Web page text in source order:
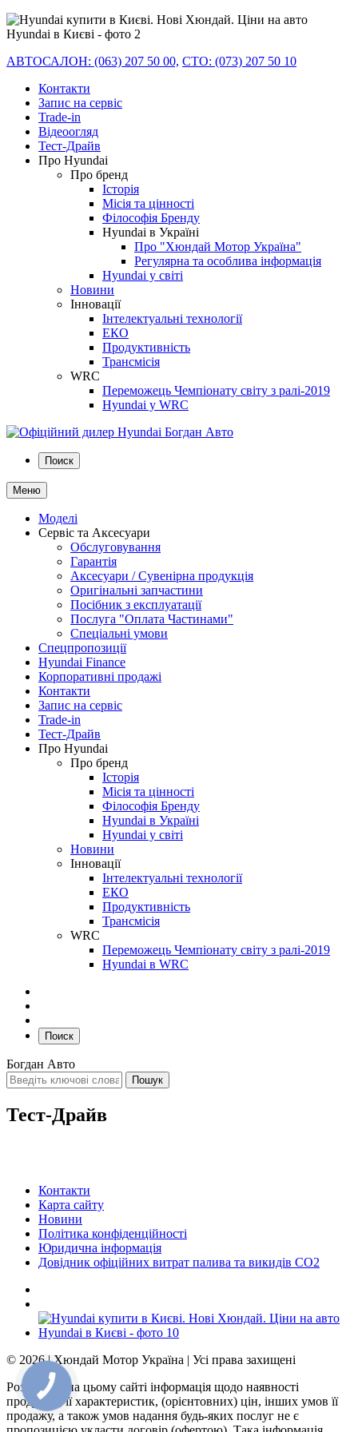
АВТОСАЛОН: (063) 207 50 00, СТО: (073) 207 50 10
Контакти
Запис на сервіс
Trade-in
Відеоогляд
Тест-Драйв
Про Hyundai
Про бренд
Історія
Місія та цінності
Філософія Бренду
Hyundai в Україні
Про "Хюндай Мотор Україна"
Регулярна та особлива інформація
Hyundai у світі
Новини
Інновації
Інтелектуальні технології
ЕКО
Продуктивність
Трансмісія
WRC
Переможець Чемпіонату світу з ралі-2019
Hyundai у WRC
Поиск
Меню
Моделі
Сервіс та Аксесуари
Обслуговування
Гарантія
Аксесуари / Сувенірна продукція
Оригінальні запчастини
Посібник з експлуатації
Послуга "Оплата Частинами"
Спеціальні умови
Спецпропозиції
Hyundai Finance
Корпоративні продажі
Контакти
Запис на сервіс
Trade-in
Тест-Драйв
Про Hyundai
Про бренд
Історія
Місія та цінності
Філософія Бренду
Hyundai в Україні
Hyundai у світі
Новини
Інновації
Інтелектуальні технології
ЕКО
Продуктивність
Трансмісія
WRC
Переможець Чемпіонату світу з ралі-2019
Hyundai в WRC
Поиск
Богдан Авто
Тест-Драйв
Контакти
Карта сайту
Новини
Політика конфіденційності
Юридична інформація
Довідник офіційних витрат палива та викидів СО2
© 2026 | Хюндай Мотор Україна | Усі права захищені
Розміщена на цьому сайті інформація щодо наявності
продукції, її характеристик, (орієнтовних) цін, інших умов її
продажу, а також умов надання будь-яких послуг не є